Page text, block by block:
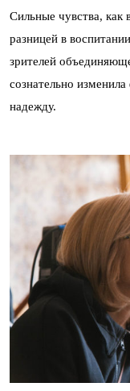
Сильные чувства, как
разницей в
зрителей
сознательно
надежду.